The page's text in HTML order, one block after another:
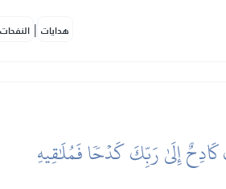
| هدايات
إِلَىٰ رَبِّكَ كَدۡحٗا فَمُلَٰقِيهِ